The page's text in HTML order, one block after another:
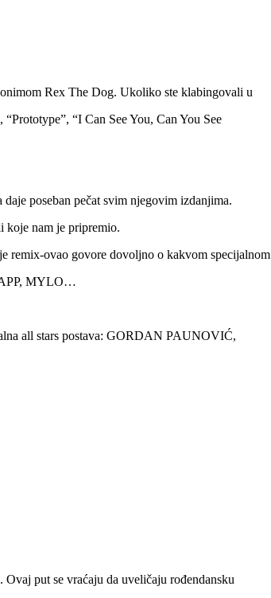
Rex The Dog. Ukoliko ste klabingovali u
“I Can See You, Can You See
poseban pečat svim njegovim izdanjima.
koje nam je pripremio.
remix-ovao govore dovoljno o kakvom specijalnom
MYLO…
all stars postava: GORDAN PAUNOVIĆ,
put se vraćaju da uveličaju rođendansku